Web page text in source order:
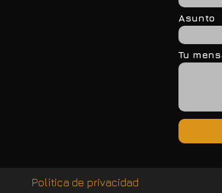
Asunto
Tu
Política de privacidad